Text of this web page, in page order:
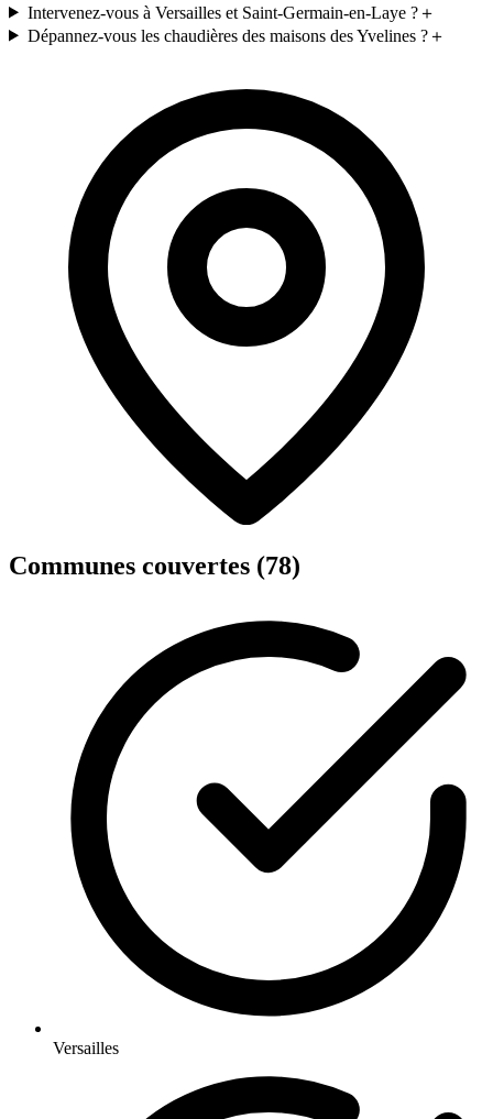
Intervenez-vous à Versailles et Saint-Germain-en-Laye ?＋
Dépannez-vous les chaudières des maisons des Yvelines ?＋
Communes couvertes (78)
Versailles